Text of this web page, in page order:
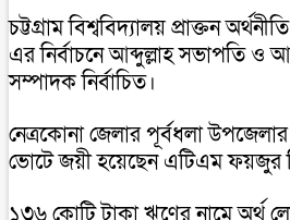
চট্টগ্রাম বিশ্ববিদ্যালয় প্রাক্তন
এর নির্বাচনে আব্দুল্লাহ সভাপতি
সম্পাদক নির্বাচিত।
নেত্রকোনা জেলার পূর্বধলা
ভোটে জয়ী হয়েছেন এটিএম ফয়জুর
১৩৬ কোটি টাকা ঋণের নামে অর্থ